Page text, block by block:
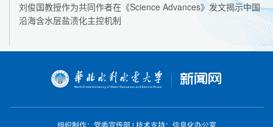
刘俊国教授作为共同作者在《Science Advances》发文揭示中国
沿海含水层盐渍化主控机制